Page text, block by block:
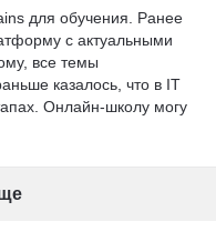
для обучения. Ранее
с актуальными
все темы
казалось, что в IT
Онлайн-школу могу